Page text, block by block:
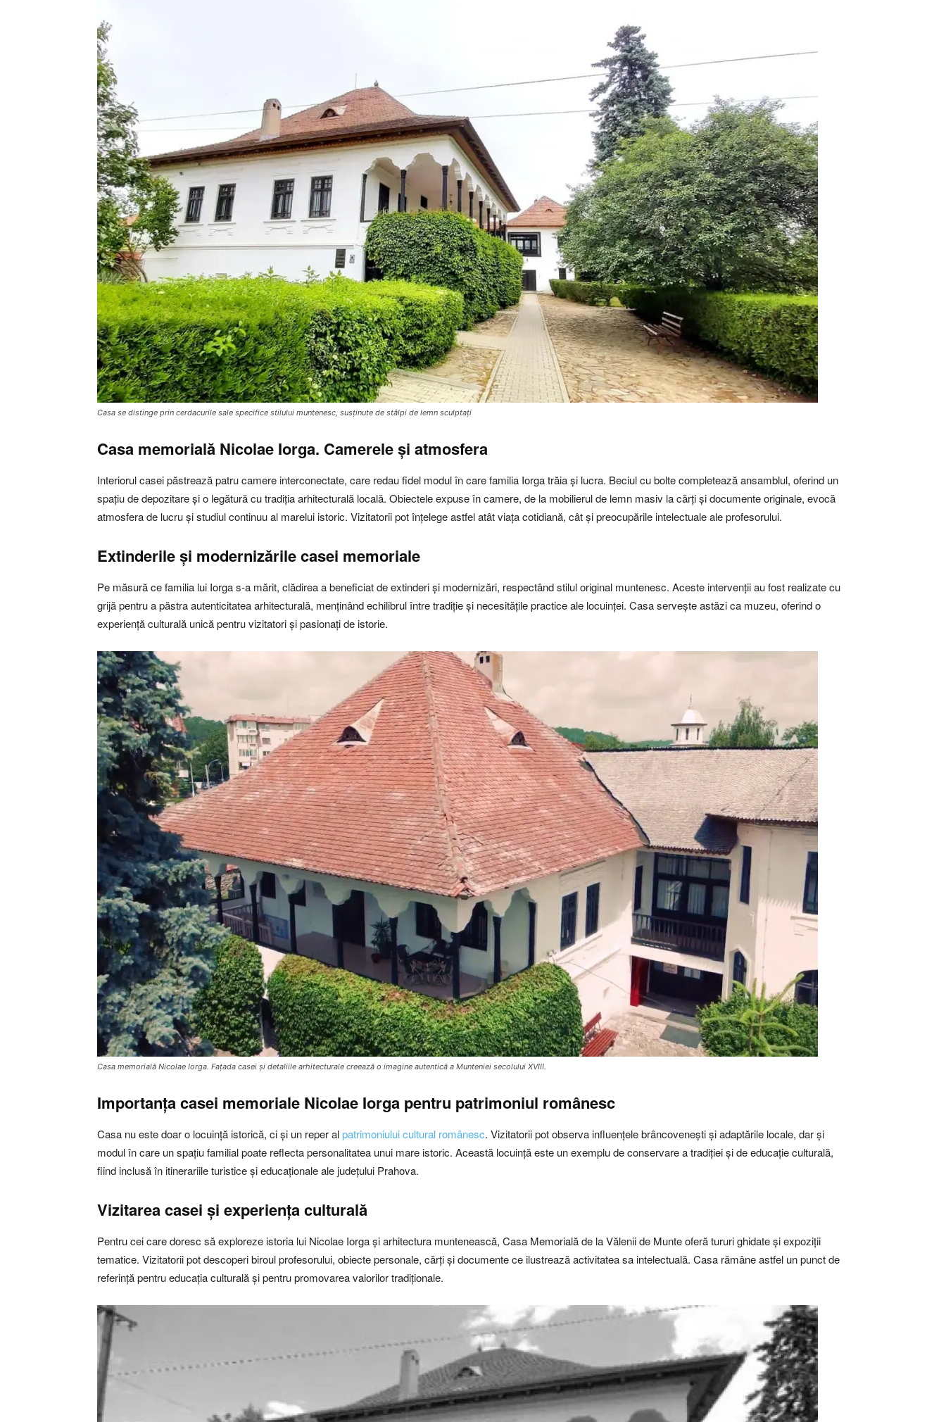
Casa se distinge prin cerdacurile sale specifice stilului muntenesc, susținute de stâlpi de lemn sculptați
Casa memorială Nicolae Iorga. Camerele și atmosfera
Interiorul casei păstrează patru camere interconectate, care redau fidel modul în care familia Iorga trăia și lucra. Beciul cu bolte completează ansamblul, oferind un
spațiu de depozitare și o legătură cu tradiția arhitecturală locală. Obiectele expuse în camere, de la mobilierul de lemn masiv la cărți și documente originale, evocă
atmosfera de lucru și studiul continuu al marelui istoric. Vizitatorii pot înțelege astfel atât viața cotidiană, cât și preocupările intelectuale ale profesorului.
Extinderile și modernizările casei memoriale
Pe măsură ce familia lui Iorga s-a mărit, clădirea a beneficiat de extinderi și modernizări, respectând stilul original muntenesc. Aceste intervenții au fost realizate cu
grijă pentru a păstra autenticitatea arhitecturală, menținând echilibrul între tradiție și necesitățile practice ale locuinței. Casa servește astăzi ca muzeu, oferind o
experiență culturală unică pentru vizitatori și pasionați de istorie.
Casa memorială Nicolae Iorga. Fațada casei și detaliile arhitecturale creează o imagine autentică a Munteniei secolului XVIII.
Importanța casei memoriale Nicolae Iorga pentru patrimoniul românesc
Casa nu este doar o locuință istorică, ci și un reper alpatrimoniului cultural românesc. Vizitatorii pot observa influențele brâncovenești și adaptările locale, dar și
modul în care un spațiu familial poate reflecta personalitatea unui mare istoric. Această locuință este un exemplu de conservare a tradiției și de educație culturală,
fiind inclusă în itinerariile turistice și educaționale ale județului Prahova.
Vizitarea casei și experiența culturală
Pentru cei care doresc să exploreze istoria lui Nicolae Iorga și arhitectura muntenească, Casa Memorială de la Vălenii de Munte oferă tururi ghidate și expoziții
tematice. Vizitatorii pot descoperi biroul profesorului, obiecte personale, cărți și documente ce ilustrează activitatea sa intelectuală. Casa rămâne astfel un punct de
referință pentru educația culturală și pentru promovarea valorilor tradiționale.